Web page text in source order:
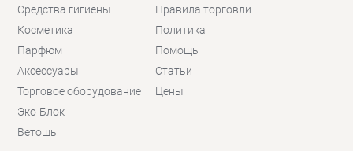
Средства гигиены
Косметика
Парфюм
Аксессуары
Торговое оборудование
Эко-Блок
Ветошь
Правила торговли
Политика
Помощь
Статьи
Цены